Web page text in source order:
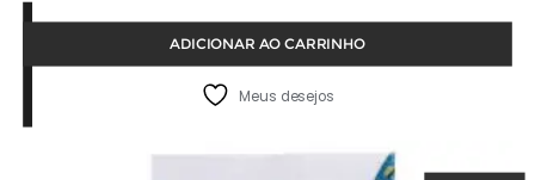
preço
original
R$17,97.
preço
atual
ADICIONAR AO CARRINHO
Meus desejos